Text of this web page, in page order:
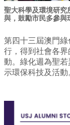
聖大科學及環境研
與，鼓勵市民多參與
第四十三屆澳門
行，得到社會各
動。綠化週為聖
示環保科技及活動。